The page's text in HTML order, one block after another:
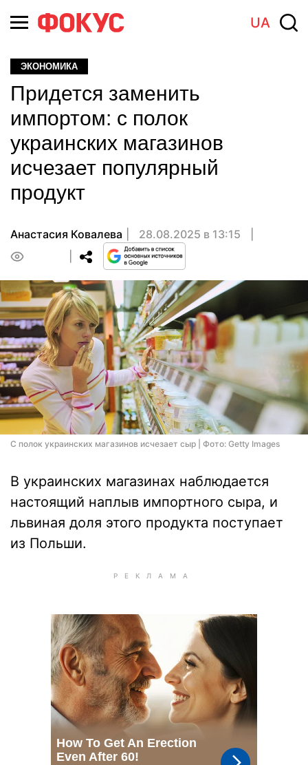
UA
ЭКОНОМИКА
Придется заменить
импортом: с полок
украинских магазинов
исчезает популярный
продукт
Анастасия Ковалева
28.08.2025 в 13:15
С полок украинских магазинов исчезает сыр | Фото: Getty Images
В украинских магазинах наблюдается
настоящий наплыв импортного сыра, и
львиная доля этого продукта поступает
из Польши.